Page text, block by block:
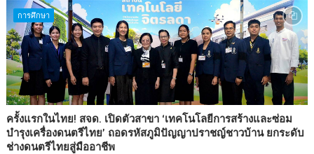
การศึกษา
ครั้งแรกในไทย! สจด. เปิดตัวสาขา ‘เทคโนโลยีการสร้างและซ่อม
บำรุงเครื่องดนตรีไทย’ ถอดรหัสภูมิปัญญาปราชญ์ชาวบ้าน ยกระดับ
ช่างดนตรีไทยสู่มืออาชีพ